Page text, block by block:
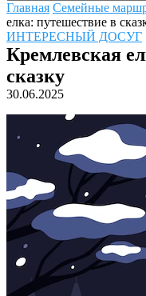
Главная Семейные
елка: путешествие в
ИНТЕРЕСНЫЙ ДОСУГ
Кремлевская
сказку
30.06.2025